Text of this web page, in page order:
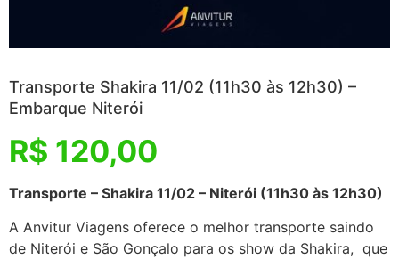
Transporte Shakira 11/02 (11h30 às 12h30) –
Embarque Niterói
R$ 120,00
Transporte – Shakira 11/02 – Niterói (11h30 às 12h30)
A Anvitur Viagens oferece o melhor transporte saindo
de Niterói e São Gonçalo para os show da Shakira, que